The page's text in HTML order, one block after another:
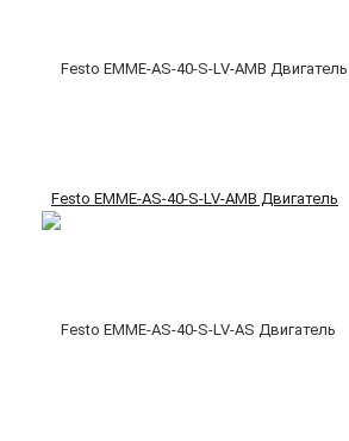
Festo EMME-AS-40-S-LV-AMB Двигатель